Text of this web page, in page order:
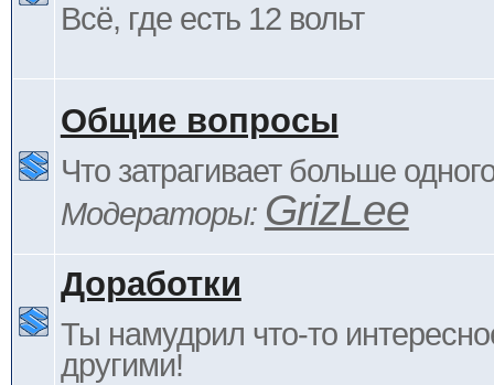
Всё, где есть 12 вольт
Общие вопросы
Что затрагивает больше
Модераторы: GrizLee
Доработки
Ты намудрил что-то
другими!